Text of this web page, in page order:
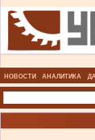
НОВОСТИ АНАЛИТИКА